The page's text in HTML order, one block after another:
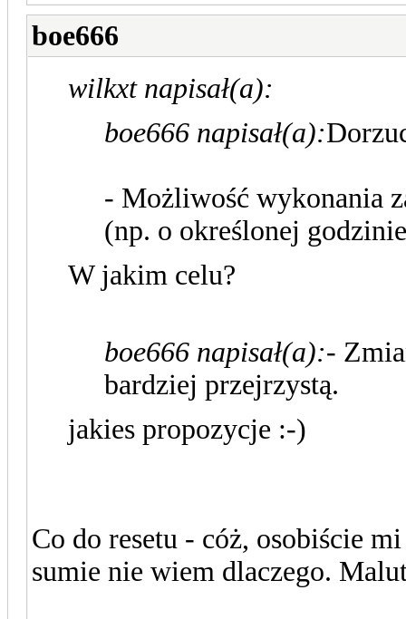
boe666
wilkxt napisał(a):
boe666 napisał(a):
- Możliwość wykonania
(np. o określonej
W jakim celu?
boe666 napisał(a):-
bardziej przejrzystą.
jakies propozycje :-)
Co do resetu - cóż, osobiście
sumie nie wiem dlaczego.